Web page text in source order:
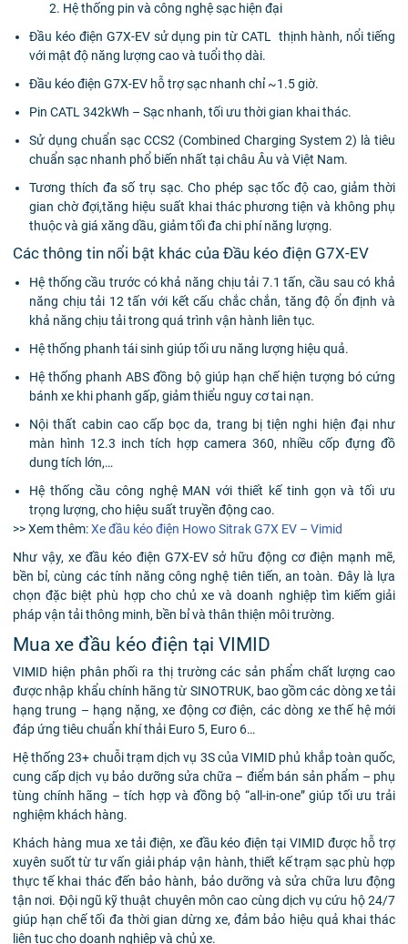
2. Hệ thống pin và công nghệ sạc hiện đại
Đầu kéo điện G7X-EV sử dụng pin từ CATL thịnh hành, nổi tiếng
với mật độ năng lượng cao và tuổi thọ dài.
Đầu kéo điện G7X-EV hỗ trợ sạc nhanh chỉ ~1.5 giờ.
Pin CATL 342kWh – Sạc nhanh, tối ưu thời gian khai thác.
Sử dụng chuẩn sạc CCS2 (Combined Charging System 2) là tiêu
chuẩn sạc nhanh phổ biến nhất tại châu Âu và Việt Nam.
Tương thích đa số trụ sạc. Cho phép sạc tốc độ cao, giảm thời
gian chờ đợi,tăng hiệu suất khai thác phương tiện và không phụ
thuộc và giá xăng dầu, giảm tối đa chi phí năng lượng.
Các thông tin nổi bật khác của Đầu kéo điện G7X-EV
Hệ thống cầu trước có khả năng chịu tải 7.1 tấn, cầu sau có khả
năng chịu tải 12 tấn với kết cấu chắc chắn, tăng độ ổn định và
khả năng chịu tải trong quá trình vận hành liên tục.
Hệ thống phanh tái sinh giúp tối ưu năng lượng hiệu quả.
Hệ thống phanh ABS đồng bộ giúp hạn chế hiện tượng bó cứng
bánh xe khi phanh gấp, giảm thiểu nguy cơ tai nạn.
Nội thất cabin cao cấp bọc da, trang bị tiện nghi hiện đại như
màn hình 12.3 inch tích hợp camera 360, nhiều cốp đựng đồ
dung tích lớn,…
Hệ thống cầu công nghệ MAN với thiết kế tinh gọn và tối ưu
trọng lượng, cho hiệu suất truyền động cao.
>> Xem thêm:Xe đầu kéo điện Howo Sitrak G7X EV – Vimid
Như vậy, xe đầu kéo điện G7X-EV sở hữu động cơ điện mạnh mẽ,
bền bỉ, cùng các tính năng công nghệ tiên tiến, an toàn. Đây là lựa
chọn đặc biệt phù hợp cho chủ xe và doanh nghiệp tìm kiếm giải
pháp vận tải thông minh, bền bỉ và thân thiện môi trường.
Mua xe đầu kéo điện tại VIMID
VIMID hiện phân phối ra thị trường các sản phẩm chất lượng cao
được nhập khẩu chính hãng từ SINOTRUK, bao gồm các dòng xe tải
hạng trung – hạng nặng, xe động cơ điện, các dòng xe thế hệ mới
đáp ứng tiêu chuẩn khí thải Euro 5, Euro 6…
Hệ thống 23+ chuỗi trạm dịch vụ 3S của VIMID phủ khắp toàn quốc,
cung cấp dịch vụ bảo dưỡng sửa chữa – điểm bán sản phẩm – phụ
tùng chính hãng – tích hợp và đồng bộ “all-in-one” giúp tối ưu trải
nghiệm khách hàng.
Khách hàng mua xe tải điện, xe đầu kéo điện tại VIMID được hỗ trợ
xuyên suốt từ tư vấn giải pháp vận hành, thiết kế trạm sạc phù hợp
thực tế khai thác đến bảo hành, bảo dưỡng và sửa chữa lưu động
tận nơi. Đội ngũ kỹ thuật chuyên môn cao cùng dịch vụ cứu hộ 24/7
giúp hạn chế tối đa thời gian dừng xe, đảm bảo hiệu quả khai thác
liên tục cho doanh nghiệp và chủ xe.